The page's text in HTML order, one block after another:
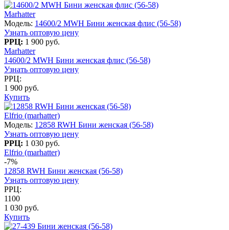
Marhatter
Модель: 14600/2 MWH Бини женская флис (56-58)
Узнать оптовую цену
РРЦ: 1 900 руб.
Marhatter
14600/2 MWH Бини женская флис (56-58)
Узнать оптовую цену
РРЦ:
1 900 руб.
Купить
Elfrio (marhatter)
Модель: 12858 RWH Бини женская (56-58)
Узнать оптовую цену
РРЦ: 1 030 руб.
Elfrio (marhatter)
-7%
12858 RWH Бини женская (56-58)
Узнать оптовую цену
РРЦ:
1100
1 030 руб.
Купить